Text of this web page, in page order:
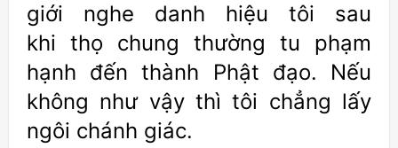
giới nghe danh hiệu tôi sau
khi thọ chung thường tu phạm
hạnh đến thành Phật đạo. Nếu
không như vậy thì tôi chẳng lấy
ngôi chánh giác.